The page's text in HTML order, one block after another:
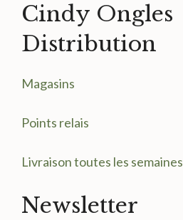
Cindy Ongles
Distribution
Magasins
Points relais
Livraison toutes les semaines
Newsletter